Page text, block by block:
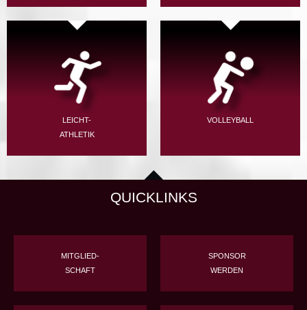
LEICHT-
ATHLETIK
VOLLEYBALL
QUICKLINKS
MITGLIED-
SCHAFT
SPONSOR
WERDEN